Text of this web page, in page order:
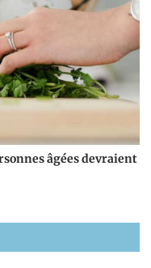
âgées devraient